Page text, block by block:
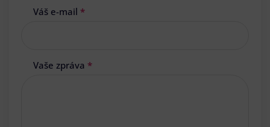
Váš e-mail *
Vaše zpráva *